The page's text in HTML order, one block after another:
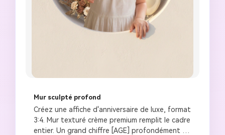
Mur sculpté profond
Créez une affiche d'anniversaire de luxe, format
3:4. Mur texturé crème premium remplit le cadre
entier. Un grand chiffre [AGE] profondément